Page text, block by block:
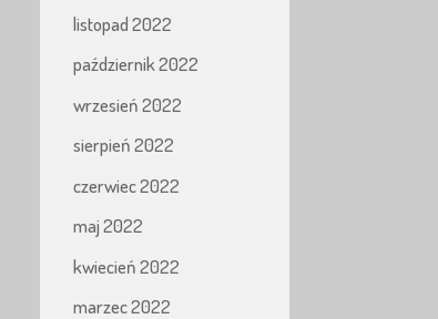
listopad 2022
październik 2022
wrzesień 2022
sierpień 2022
czerwiec 2022
maj 2022
kwiecień 2022
marzec 2022